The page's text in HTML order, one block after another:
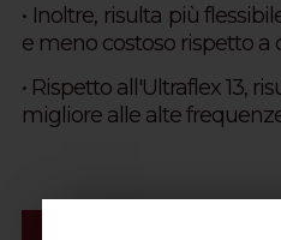
• Inoltre, risulta più
e meno costoso rispetto a
• Rispetto all'Ultraflex 13,
migliore alle alte